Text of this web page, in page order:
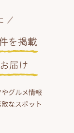
を掲載
届け
グルメ情報
なスポット